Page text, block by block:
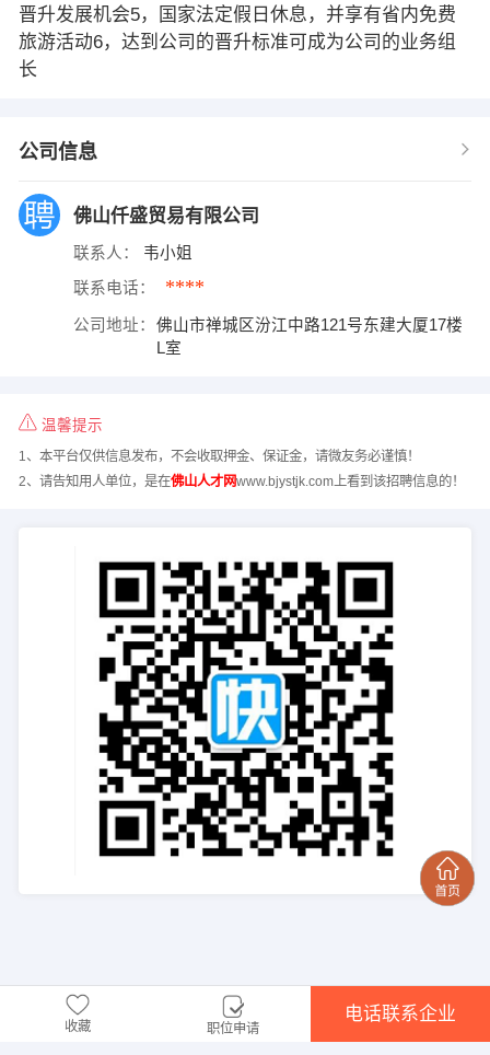
晋升发展机会5，国家法定假日休息，并享有省内免费
旅游活动6，达到公司的晋升标准可成为公司的业务组
长
公司信息
佛山仟盛贸易有限公司
联系人： 韦小姐
联系电话： ****
公司地址：
佛山市禅城区汾江中路121号东建大厦17楼
L室
温馨提示
1、本平台仅供信息发布，不会收取押金、保证金，请微友务必谨慎！
2、请告知用人单位，是在佛山人才网www.bjystjk.com上看到该招聘信息的！
收藏 职位申请
电话联系企业